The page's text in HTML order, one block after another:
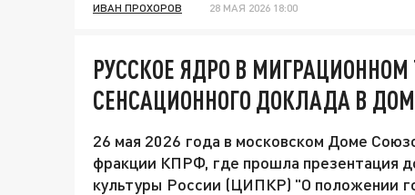
ИВАН ПРОХОРОВ 28 МАЯ 2026 18:00
РУССКОЕ ЯДРО В
СЕНСАЦИОННОГО ДОКЛАДА В
26 мая 2026 года в московском Доме
фракции КПРФ, где прошла презентация
культуры России (ЦИПКР) "О положении